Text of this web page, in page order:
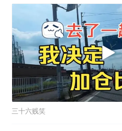
三十六贱笑